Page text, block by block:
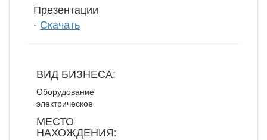
Презентации
- Скачать
ВИД БИЗНЕСА:
Оборудование
электрическое
МЕСТО
НАХОЖДЕНИЯ: